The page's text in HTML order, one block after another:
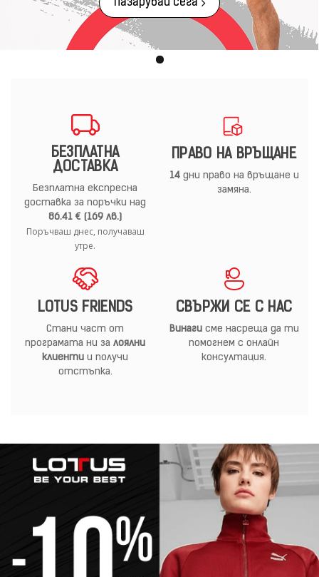
Пазарувай сега
БЕЗПЛАТНА
ДОСТАВКА
Безплатна експресна
доставка за поръчки над
86.41 € (169 лв.)
Поръчваш днес, получаваш
утре.
ПРАВО НА ВРЪЩАНЕ
14дни право на връщане и
замяна.
LOTUS FRIENDS
Стани част от
програмата ни за лоялни
клиенти и получи
отстъпка.
СВЪРЖИ СЕ С НАС
Винагисме насреща да ти
помогнем с онлайн
консултация.